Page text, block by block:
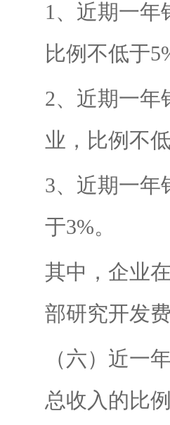
1、近期一年
比例不低于
2、近期一年
业，比例不
3、近期一年
于3%。
其中，企业
部研究开发
（六）近一
总收入的比